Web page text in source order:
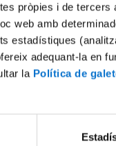
pròpies i de
web amb
estadístiques
adequant-la en
la Política de